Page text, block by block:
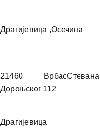
Драгијевица ,Осечина
21460 ВрбасСтевана
Дороњског 112
Драгијевица